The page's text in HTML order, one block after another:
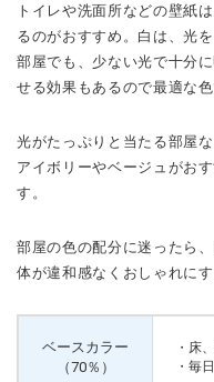
トイレや洗面所などの壁紙
るのがおすすめ。白は、光
部屋でも、少ない光で十分
せる効果もあるので最適な色
光がたっぷりと当たる部屋
アイボリーやベージュがお
す。
部屋の色の配分に迷ったら
体が違和感なくおしゃれに
ベースカラー
（70％）
・床
・毎